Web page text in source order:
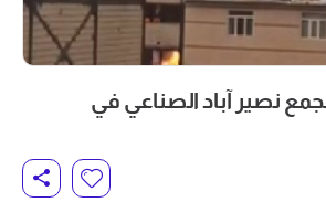
نصير آباد الصناعي في